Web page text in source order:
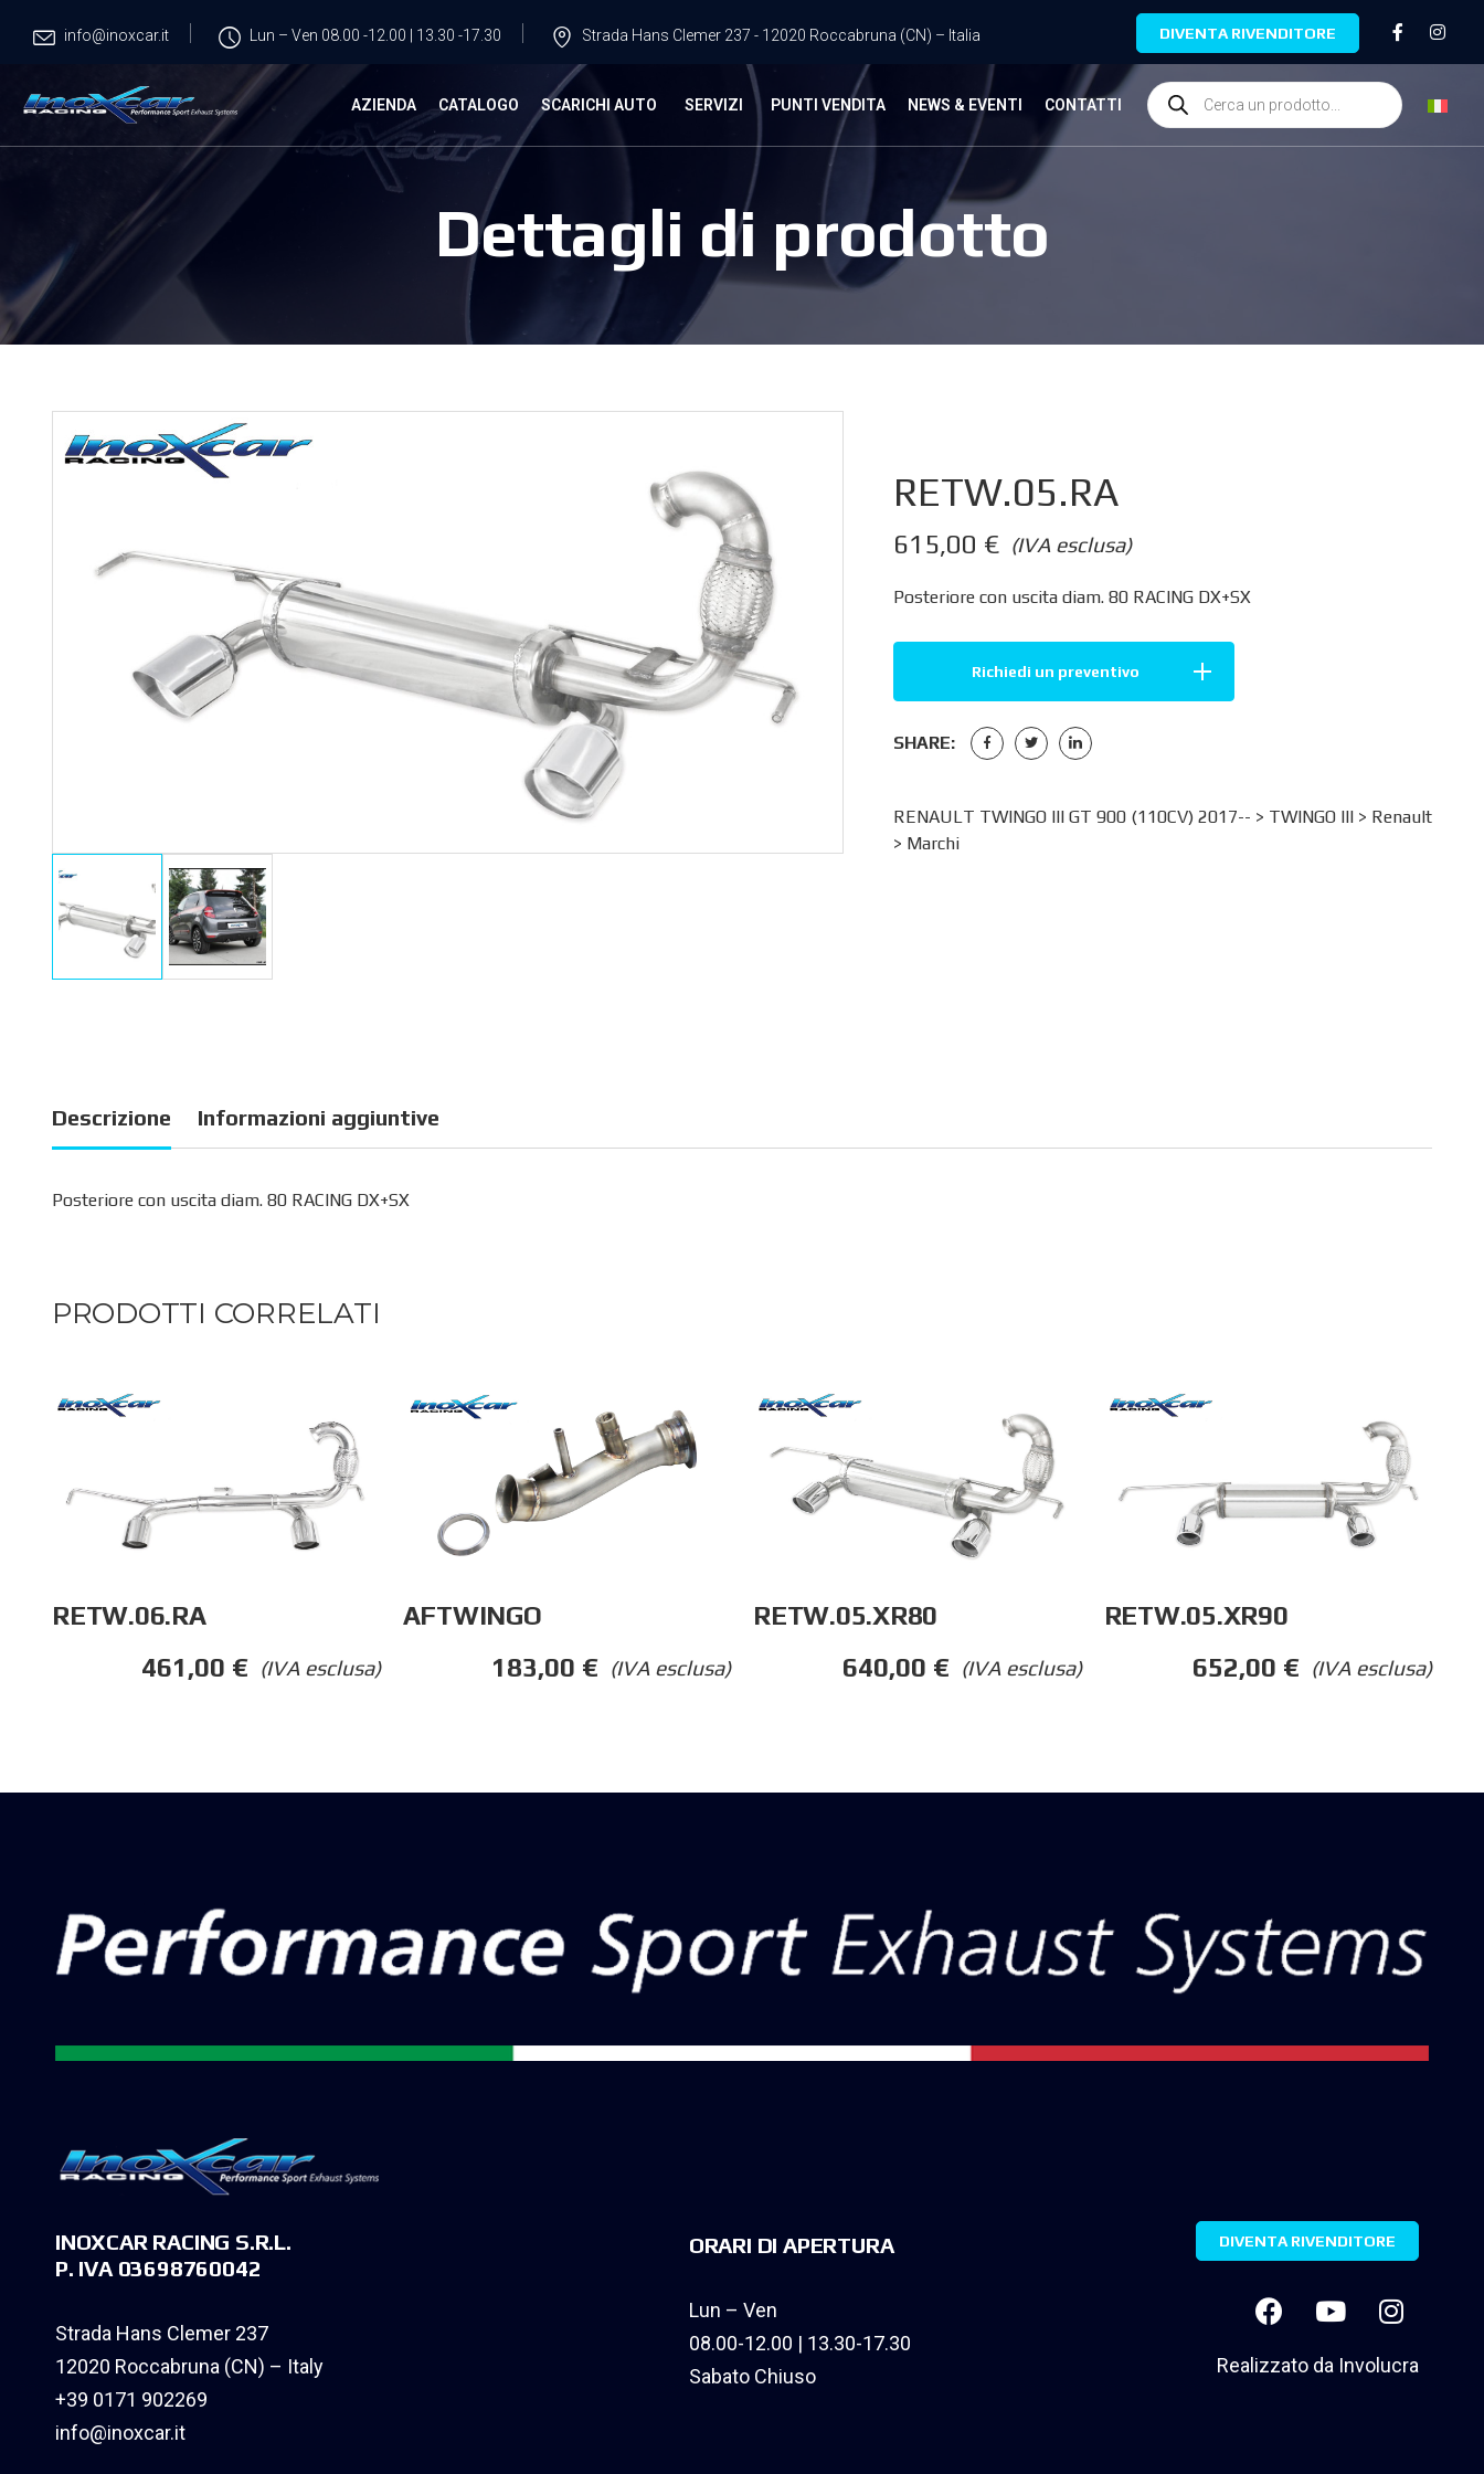
info@inoxcar.it Lun – Ven 08.00 -12.00 | 13.30 -17.30 Strada Hans Clemer 237 - 12020 Roccabruna (CN) – Italia DIVENTA RIVENDITORE
AZIENDA CATALOGO SCARICHI AUTO SERVIZI PUNTI VENDITA NEWS & EVENTI CONTATTI
Dettagli di prodotto
RETW.05.RA
(IVA esclusa)
615,00 €
Posteriore con uscita diam. 80 RACING DX+SX
Richiedi un preventivo
SHARE:
RENAULT TWINGO III GT 900 (110CV) 2017-- > TWINGO III> Renault
> Marchi
Descrizione Informazioni aggiuntive
Posteriore con uscita diam. 80 RACING DX+SX
PRODOTTI CORRELATI
RETW.06.RA
(IVA esclusa)
461,00 €
AFTWINGO
(IVA esclusa)
183,00 €
RETW.05.XR80
(IVA esclusa)
640,00 €
RETW.05.XR90
(IVA esclusa)
652,00 €
INOXCAR RACING S.R.L.
P. IVA 03698760042
Strada Hans Clemer 237
12020 Roccabruna (CN) – Italy
+39 0171 902269
info@inoxcar.it
ORARI DI APERTURA
Lun – Ven
08.00-12.00 | 13.30-17.30
Sabato Chiuso
DIVENTA RIVENDITORE
Realizzato da Involucra